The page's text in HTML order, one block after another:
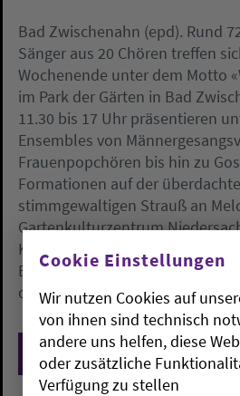
Bad Zwischenahn (epd). Rund
Sänger aus 20 Chören treffen
Wochenende unter dem Motto
im Park der Gärten in Bad
11.30 bis 17 Uhr präsentieren
Ensembles von
Frauenpopchören bis hin zu
Formationen auf der
stimmgewaltigen Strauß an
Gartenkulturzentrum
Konzerttage können von
Besuchern zum regulären
der Gärten besucht werden.
Zurück
Cookie Einstellungen
Wir nutzen Cookies auf
von ihnen sind technisch
andere uns helfen, diese
oder zusätzliche
Verfügung zu stellen